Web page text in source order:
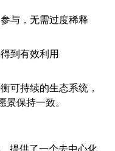
与，无需过度稀释
到有效利用
可持续的生态系统，
保持一致。